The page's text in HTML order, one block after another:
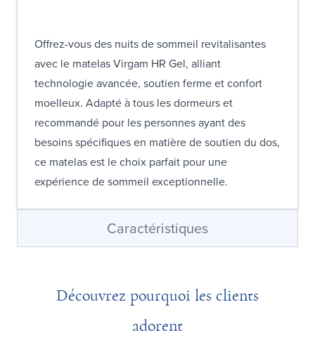
Offrez-vous des nuits de sommeil revitalisantes
avec le matelas Virgam HR Gel, alliant
technologie avancée, soutien ferme et confort
moelleux. Adapté à tous les dormeurs et
recommandé pour les personnes ayant des
besoins spécifiques en matière de soutien du dos,
ce matelas est le choix parfait pour une
expérience de sommeil exceptionnelle.
Caractéristiques
Découvrez pourquoi les clients
adorent